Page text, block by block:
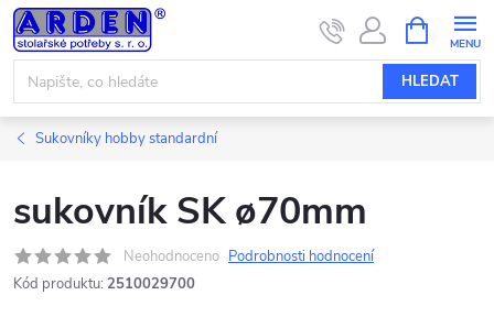
Přejít
na
obsah
HLEDAT
NÁKUPNÍ
KOŠÍK
Sukovníky hobby standardní
sukovník SK ø70mm
Neohodnoceno Podrobnosti hodnocení
Kód produktu: 2510029700